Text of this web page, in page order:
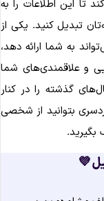
این اطلاعات را به
تبدیل کنید. یکی از
به شما ارائه دهد،
و علاقمندی‌های شما
گذشته را در کنار
بتوانید از شخصی
💜